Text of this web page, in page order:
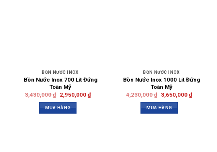
BỒN NƯỚC INOX
Bồn Nước Inox 700 Lít Đứng
Toàn Mỹ
3,430,000₫ 2,950,000 ₫
MUA HÀNG
BỒN NƯỚC INOX
Bồn Nước Inox 1000 Lít Đứng
Toàn Mỹ
4,230,000₫ 3,650,000 ₫
MUA HÀNG